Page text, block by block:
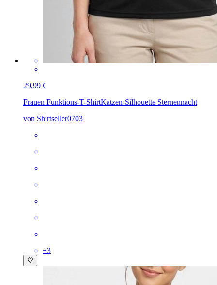
29,99 €
Frauen Funktions-T-ShirtKatzen-Silhouette Sternennacht
von Shirtseller0703
+3